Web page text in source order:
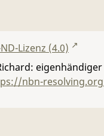
ND-Lizenz (4.0)
nbn-